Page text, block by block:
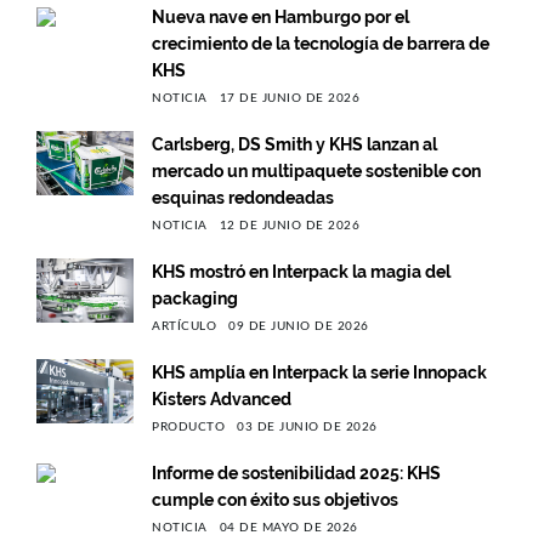
Nueva nave en Hamburgo por el
crecimiento de la tecnología de barrera de
KHS
NOTICIA 17 DE JUNIO DE 2026
Carlsberg, DS Smith y KHS lanzan al
mercado un multipaquete sostenible con
esquinas redondeadas
NOTICIA 12 DE JUNIO DE 2026
KHS mostró en Interpack la magia del
packaging
ARTÍCULO 09 DE JUNIO DE 2026
KHS amplía en Interpack la serie Innopack
Kisters Advanced
PRODUCTO 03 DE JUNIO DE 2026
Informe de sostenibilidad 2025: KHS
cumple con éxito sus objetivos
NOTICIA 04 DE MAYO DE 2026